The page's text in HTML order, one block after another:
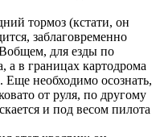
тормоз (кстати, он
заблаговременно
для езды по
а в границах картодрома
необходимо осознать,
от руля, по другому
и под весом пилота